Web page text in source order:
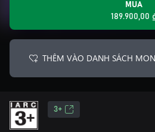
MUA
189.900,00
THÊM VÀO DANH SÁCH
3+